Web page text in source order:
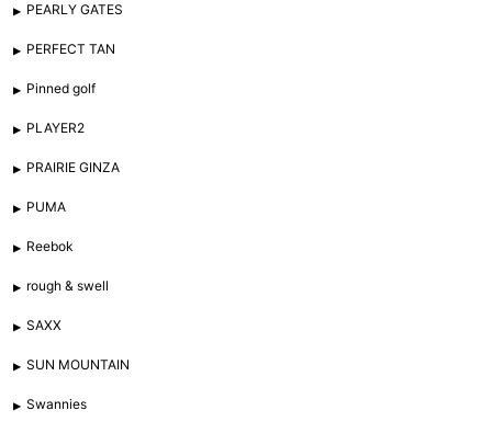
PEARLY GATES
PERFECT TAN
Pinned golf
PLAYER2
PRAIRIE GINZA
PUMA
Reebok
rough & swell
SAXX
SUN MOUNTAIN
Swannies